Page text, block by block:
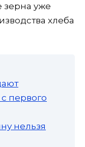
зерна уже
хлеба
первого
нельзя